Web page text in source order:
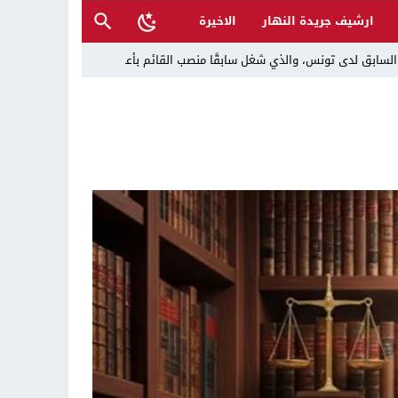
ارشيف جريدة النهار
الاخيرة
تغرق قرى شمال نينوى والأهالي يستغيثون
وتدعو إلى تحري الدقة